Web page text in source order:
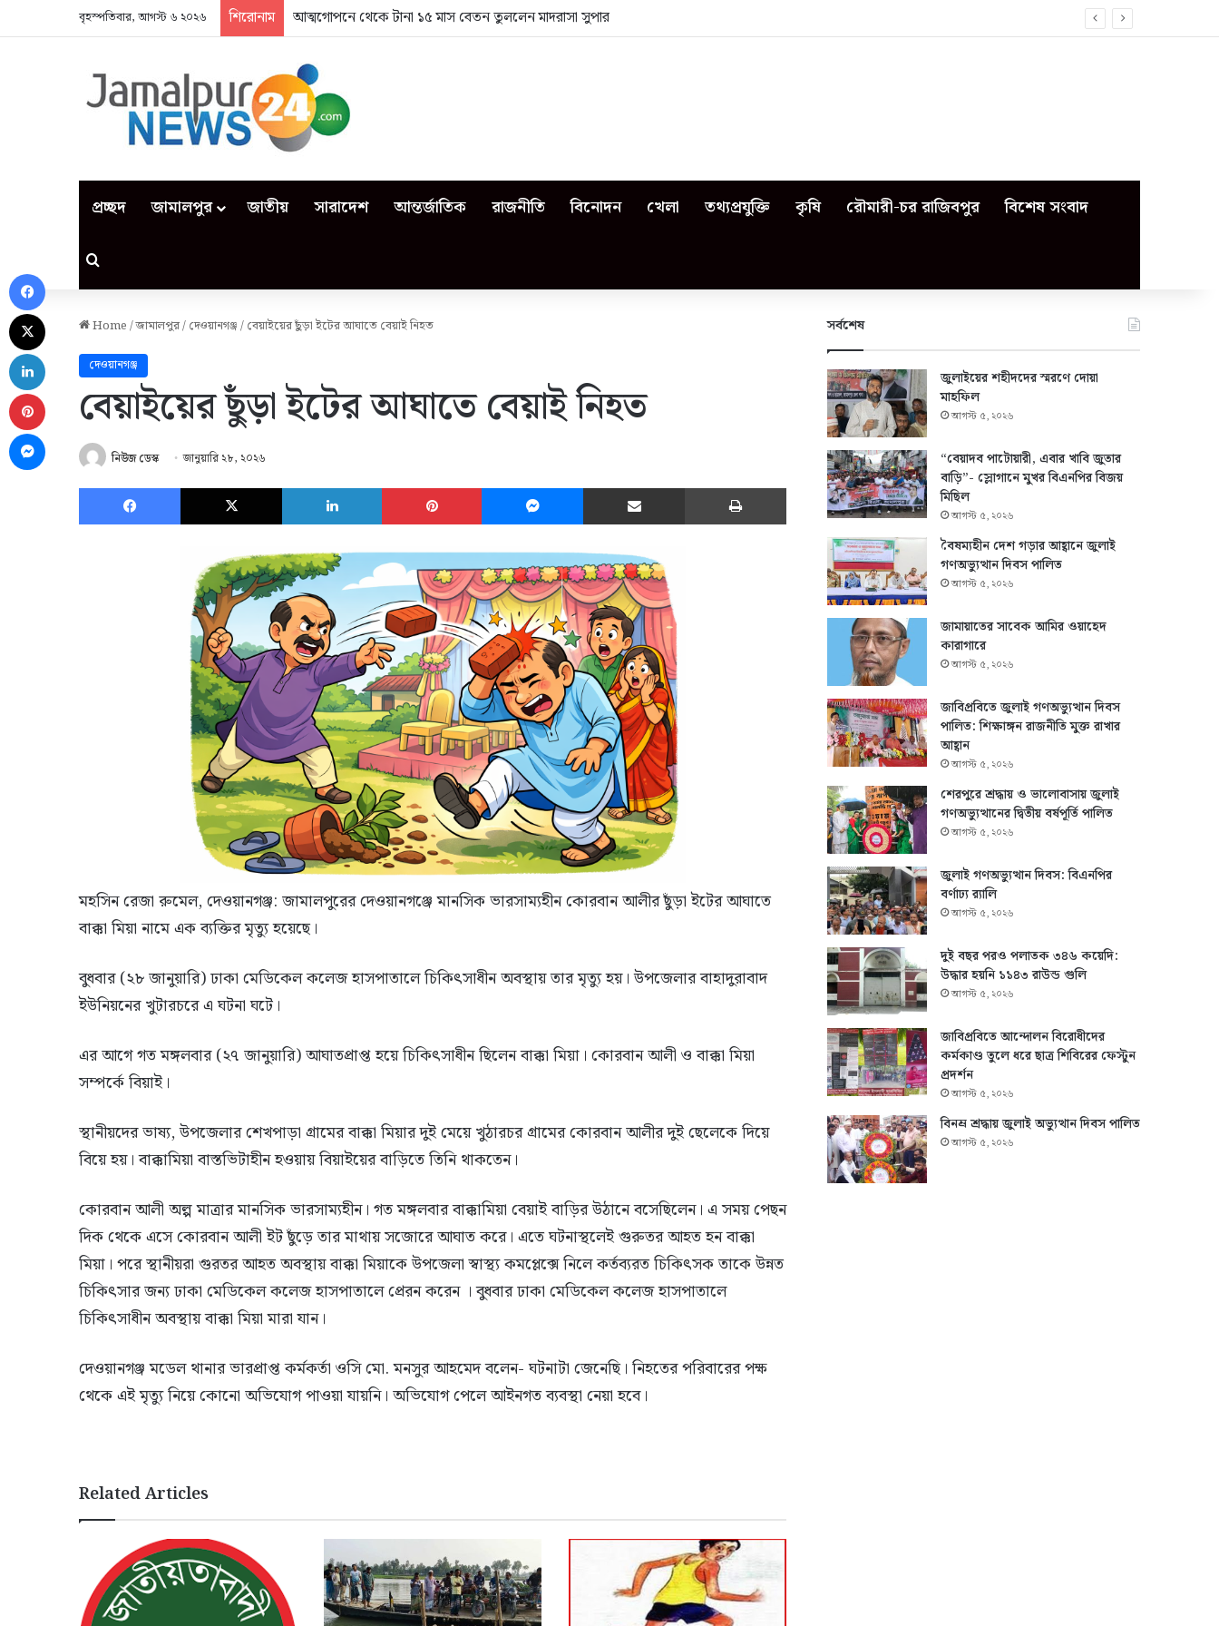
বৃহস্পতিবার, আগস্ট ৬ ২০২৬ শিরোনাম আত্মগোপনে থেকে টানা ১৫ মাস বেতন তুললেন মাদরাসা সুপার
প্রচ্ছদ জামালপুর জাতীয় সারাদেশ আন্তর্জাতিক রাজনীতি বিনোদন খেলা তথ্যপ্রযুক্তি কৃষি রৌমারী-চর রাজিবপুর বিশেষ সংবাদ
Search for
Home/জামালপুর/দেওয়ানগঞ্জ/বেয়াইয়ের ছুঁড়া ইটের আঘাতে বেয়াই নিহত
দেওয়ানগঞ্জ
বেয়াইয়ের ছুঁড়া ইটের আঘাতে বেয়াই নিহত
নিউজ ডেস্ক জানুয়ারি ২৮, ২০২৬
Facebook X LinkedIn Pinterest Messenger Share via Email Print
মহসিন রেজা রুমেল, দেওয়ানগঞ্জ: জামালপুরের দেওয়ানগঞ্জে মানসিক ভারসাম্যহীন কোরবান আলীর ছুঁড়া ইটের আঘাতে
বাক্কা মিয়া নামে এক ব্যক্তির মৃত্যু হয়েছে।
বুধবার (২৮ জানুয়ারি) ঢাকা মেডিকেল কলেজ হাসপাতালে চিকিৎসাধীন অবস্থায় তার মৃত্যু হয়। উপজেলার বাহাদুরাবাদ
ইউনিয়নের খুটারচরে এ ঘটনা ঘটে।
এর আগে গত মঙ্গলবার (২৭ জানুয়ারি) আঘাতপ্রাপ্ত হয়ে চিকিৎসাধীন ছিলেন বাক্কা মিয়া। কোরবান আলী ও বাক্কা মিয়া
সম্পর্কে বিয়াই।
স্থানীয়দের ভাষ্য, উপজেলার শেখপাড়া গ্রামের বাক্কা মিয়ার দুই মেয়ে খুঠারচর গ্রামের কোরবান আলীর দুই ছেলেকে দিয়ে
বিয়ে হয়। বাক্কামিয়া বাস্তভিটাহীন হওয়ায় বিয়াইয়ের বাড়িতে তিনি থাকতেন।
কোরবান আলী অল্প মাত্রার মানসিক ভারসাম্যহীন। গত মঙ্গলবার বাক্কামিয়া বেয়াই বাড়ির উঠানে বসেছিলেন। এ সময় পেছন
দিক থেকে এসে কোরবান আলী ইট ছুঁড়ে তার মাথায় সজোরে আঘাত করে। এতে ঘটনাস্থলেই গুরুতর আহত হন বাক্কা
মিয়া। পরে স্থানীয়রা গুরতর আহত অবস্থায় বাক্কা মিয়াকে উপজেলা স্বাস্থ্য কমপ্লেক্সে নিলে কর্তব্যরত চিকিৎসক তাকে উন্নত
চিকিৎসার জন্য ঢাকা মেডিকেল কলেজ হাসপাতালে প্রেরন করেন । বুধবার ঢাকা মেডিকেল কলেজ হাসপাতালে
চিকিৎসাধীন অবস্থায় বাক্কা মিয়া মারা যান।
দেওয়ানগঞ্জ মডেল থানার ভারপ্রাপ্ত কর্মকর্তা ওসি মো. মনসুর আহমেদ বলেন- ঘটনাটা জেনেছি। নিহতের পরিবারের পক্ষ
থেকে এই মৃত্যু নিয়ে কোনো অভিযোগ পাওয়া যায়নি। অভিযোগ পেলে আইনগত ব্যবস্থা নেয়া হবে।
Related Articles
সর্বশেষ
জুলাইয়ের শহীদদের স্মরণে দোয়া
মাহফিল
আগস্ট ৫, ২০২৬
“বেয়াদব পাটোয়ারী, এবার খাবি জুতার
বাড়ি”- স্লোগানে মুখর বিএনপির বিজয়
মিছিল
আগস্ট ৫, ২০২৬
বৈষম্যহীন দেশ গড়ার আহ্বানে জুলাই
গণঅভ্যুত্থান দিবস পালিত
আগস্ট ৫, ২০২৬
জামায়াতের সাবেক আমির ওয়াহেদ
কারাগারে
আগস্ট ৫, ২০২৬
জাবিপ্রবিতে জুলাই গণঅভ্যুত্থান দিবস
পালিত: শিক্ষাঙ্গন রাজনীতি মুক্ত রাখার
আহ্বান
আগস্ট ৫, ২০২৬
শেরপুরে শ্রদ্ধায় ও ভালোবাসায় জুলাই
গণঅভ্যুত্থানের দ্বিতীয় বর্ষপূর্তি পালিত
আগস্ট ৫, ২০২৬
জুলাই গণঅভ্যুত্থান দিবস: বিএনপির
বর্ণাঢ্য র‍্যালি
আগস্ট ৫, ২০২৬
দুই বছর পরও পলাতক ৩৪৬ কয়েদি:
উদ্ধার হয়নি ১১৪৩ রাউন্ড গুলি
আগস্ট ৫, ২০২৬
জাবিপ্রবিতে আন্দোলন বিরোধীদের
কর্মকাণ্ড তুলে ধরে ছাত্র শিবিরের ফেস্টুন
প্রদর্শন
আগস্ট ৫, ২০২৬
বিনম্র শ্রদ্ধায় জুলাই অভ্যুত্থান দিবস পালিত
আগস্ট ৫, ২০২৬
Facebook
LinkedIn
Pinterest